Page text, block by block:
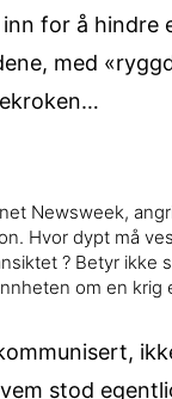
for å
med
Newsweek,
Hvor dypt må
? Betyr
om en krig
stod